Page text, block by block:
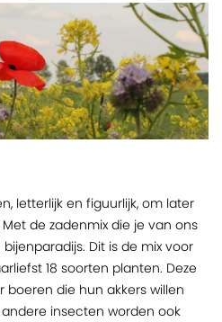
letterlijk en figuurlijk, om later
de zadenmix die je van ons
Dit is de mix voor
18 soorten planten. Deze
boeren die hun akkers willen
insecten worden ook